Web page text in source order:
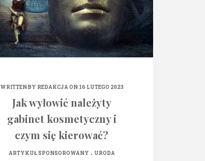
WRITTEN BY REDAKCJAON 16 LUTEGO 2023
Jak wyłowić należyty
gabinet kosmetyczny i
czym się kierować?
ARTYKUŁ SPONSOROWANY . URODA